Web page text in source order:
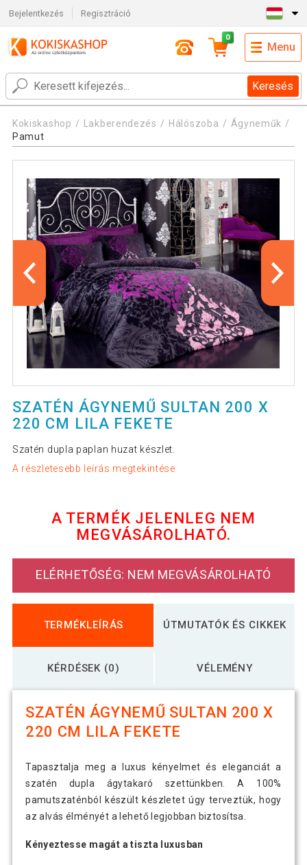
Bejelentkezés Regisztráció
Keresés
0
Menu
Kokiskashop Lakberendezés Hálószoba
Ágyneműk
Pamut
SZATÉN ÁGYNEMŰ SULTAN 200 X
220 CM LILA FEKETE
Szatén dupla paplan huzat készlet.
A részletesebb leírás megtekintése
A TERMÉK JELENLEG NEM
MEGVÁSÁROLHATÓ.
ELÉRHETŐSÉG: NEM MEGVÁSÁROLHATÓ
TERMÉKLEÍRÁS ÚTMUTATÓK ÉS CIKKEK
KÉRDÉSEK (0) VÉLEMÉNY
SZATÉN ÁGYNEMŰ SULTAN 200 X
220 CM LILA FEKETE
Tapasztalja meg a luxus kényelmet és eleganciát a
szatén dupla ágytakaró szettünkben. A 100%
pamutszaténból készült készletet úgy terveztük, hogy
az alvás élményét a lehető legjobban biztosítsa.
Kényeztesse magát a tiszta luxusban